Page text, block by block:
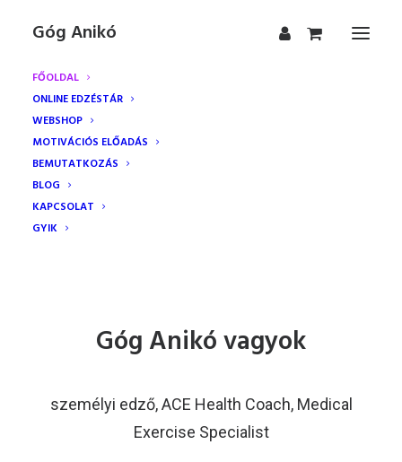
Góg Anikó
FŐOLDAL
ONLINE EDZÉSTÁR
WEBSHOP
MOTIVÁCIÓS ELŐADÁS
BEMUTATKOZÁS
BLOG
KAPCSOLAT
GYIK
Góg Anikó vagyok
személyi edző, ACE Health Coach, Medical
Exercise Specialist